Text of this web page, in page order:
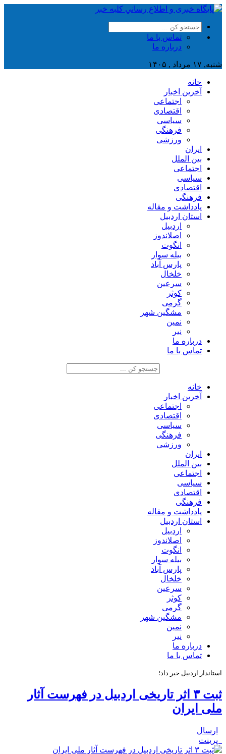
تماس با ما
درباره ما
شنبه, ۱۷ مرداد , ۱۴۰۵
خانه
آخرین اخبار
اجتماعی
اقتصادی
سیاسی
فرهنگی
ورزشی
ایران
بین الملل
اجتماعی
سیاسی
اقتصادی
فرهنگی
یادداشت و مقاله
استان اردبیل
اردبیل
اصلاندوز
انگوت
بیله سوار
پارس آباد
خلخال
سرعین
کوثر
گرمی
مشگین شهر
نمین
نیر
درباره ما
تماس با ما
خانه
آخرین اخبار
اجتماعی
اقتصادی
سیاسی
فرهنگی
ورزشی
ایران
بین الملل
اجتماعی
سیاسی
اقتصادی
فرهنگی
یادداشت و مقاله
استان اردبیل
اردبیل
اصلاندوز
انگوت
بیله سوار
پارس آباد
خلخال
سرعین
کوثر
گرمی
مشگین شهر
نمین
نیر
درباره ما
تماس با ما
استاندار اردبیل خبر داد؛
ثبت ۳ اثر تاریخی اردبیل در فهرست آثار
ملی ایران
ارسال
پرینت